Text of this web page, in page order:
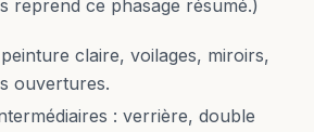
reprend ce phasage résumé.)
claire, voilages, miroirs,
ouvertures.
: verrière, double